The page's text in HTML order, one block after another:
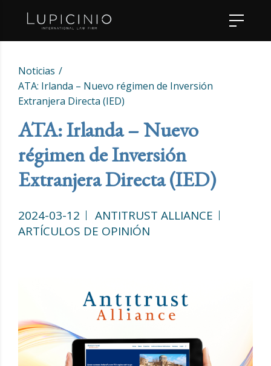
Noticias
ATA: Irlanda – Nuevo régimen de Inversión
Extranjera Directa (IED)
ATA: Irlanda – Nuevo
régimen de Inversión
Extranjera Directa (IED)
2024-03-12
ANTITRUST ALLIANCE
ARTÍCULOS DE OPINIÓN